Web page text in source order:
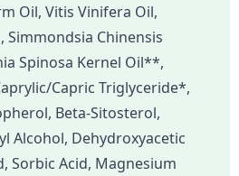
Oil, Vitis Vinifera Oil,
Simmondsia Chinensis
Spinosa Kernel Oil**,
Capric Triglyceride*,
Beta-Sitosterol,
Alcohol, Dehydroxyacetic
Sorbic Acid, Magnesium